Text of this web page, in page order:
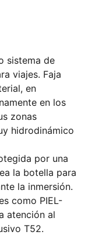
sistema de
viajes. Faja
en
en los
zonas
hidrodinámico
por una
la botella para
la inmersión.
como PIEL-
atención al
T52.